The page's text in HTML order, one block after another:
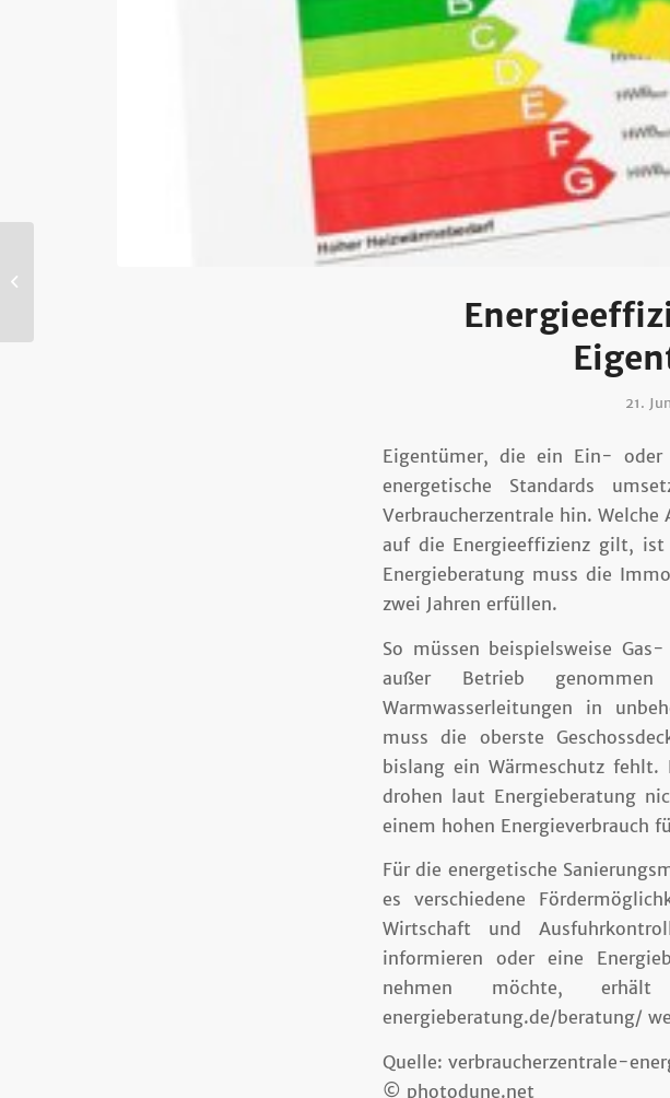
21.
Eigentümer, die ein Ein- oder
energetische Standards
Verbraucherzentrale hin.
auf die Energieeffizienz gilt, ist
Energieberatung muss die
zwei Jahren erfüllen.
So müssen beispielsweise
außer Betrieb
Warmwasserleitungen in
muss die oberste
bislang ein Wärmeschutz
drohen laut Energieberatung
einem hohen Energieverbrauch
Für die energetische
es verschiedene
Wirtschaft und
informieren oder eine
nehmen möchte,
energieberatung.de/beratung/
Quelle: verbraucherzentrale-
© photodune.net